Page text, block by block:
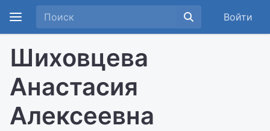
Войти
Шиховцева
Анастасия
Алексеевна